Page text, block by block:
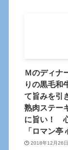
Ｍのディ
りの黒毛和
て旨みを引
熟肉ステー
に旨い！
「ロマン亭
2018年12月26